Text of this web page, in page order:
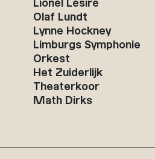
Olaf Lundt
Lynne Hockney
Limburgs Symphonie
Orkest
Het Zuiderlijk
Theaterkoor
Math Dirks